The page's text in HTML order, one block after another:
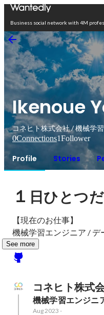
Business social network with 4M
Ikenoue
コネヒト株式会社 / 機械学
0Connections1Follower
Profile Stories
１ 日ひとつ
【現在のお仕事】
機械学習エンジニア / デ
See more
コネヒト株式
機械学習エンジニ
Aug 2023 -